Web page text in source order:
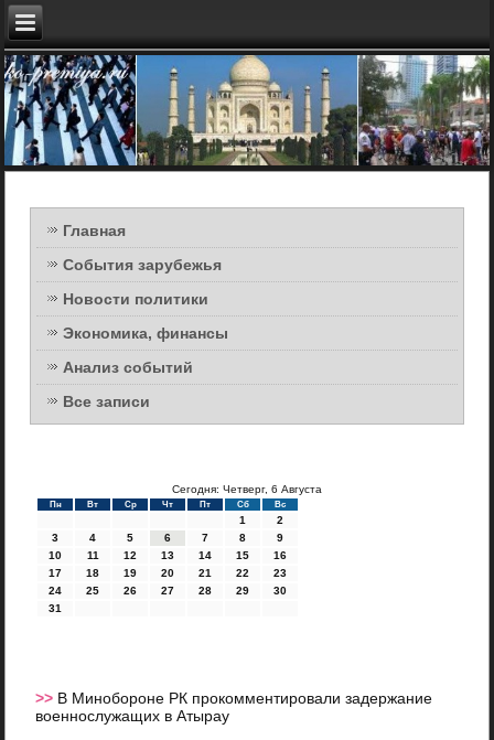
Главная
События зарубежья
Новости политики
Экономика, финансы
Анализ событий
Все записи
Сегодня: Четверг, 6 Августа
Пн Вт Ср Чт Пт Сб Вс
1
2
3
4 5 6 7 8
9
10
11 12 13 14 15
16
17
18 19 20 21 22
23
24
25 26 27 28 29
30
31
>> В Минобороне РК прокомментировали задержание
военнослужащих в Атырау